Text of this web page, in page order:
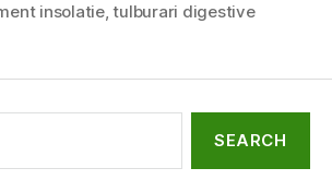
insolatie,tulburari digestive